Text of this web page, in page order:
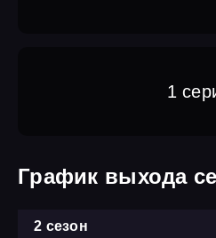
1
График выхода
2 сезон